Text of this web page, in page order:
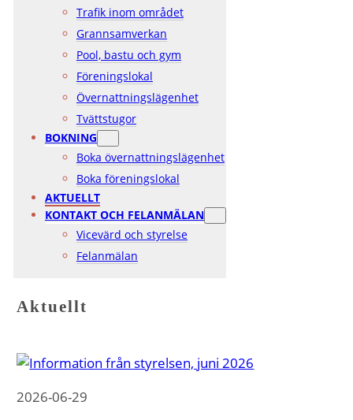
Trafik inom området
Grannsamverkan
Pool, bastu och gym
Föreningslokal
Övernattningslägenhet
Tvättstugor
BOKNING
Boka övernattningslägenhet
Boka föreningslokal
AKTUELLT
KONTAKT OCH FELANMÄLAN
Vicevärd och styrelse
Felanmälan
Aktuellt
2026-06-29